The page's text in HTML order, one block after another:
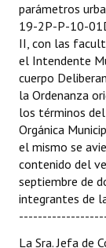
Premio al
Audiencias
Mujeres que
Periodistas
Ciudadano
Banca del
Huéspedes de
Antiguos
parámetros
19-2P-P-10-
II, con las
el Intendente
cuerpo
la Ordenanza
los términos
Orgánica
el mismo se
contenido del
septiembre de
integrantes de
La Sra. Jefa de